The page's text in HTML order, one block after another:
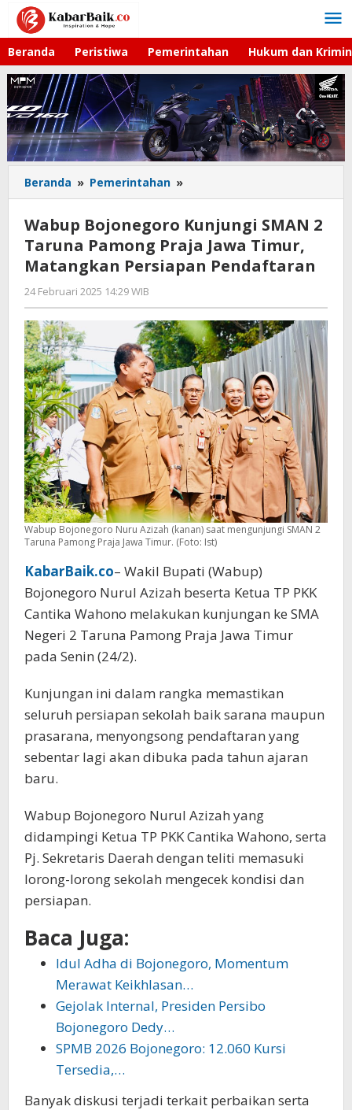
Lewati
konten
Beranda Peristiwa Pemerintahan Hukum dan
Beranda » Pemerintahan »
Bojonegoro
Kunjungi
SMAN
2
Taruna
Timur,
Matangkan
Persiapan
Pendaftaran
Wabup Bojonegoro Kunjungi SMAN 2
Taruna Pamong Praja Jawa Timur,
Matangkan Persiapan Pendaftaran
24 Februari 2025 14:29 WIB
Andika
DP
Wabup Bojonegoro Nuru Azizah (kanan) saat mengunjungi SMAN 2
Taruna Pamong Praja Jawa Timur. (Foto: Ist)
KabarBaik.co– Wakil Bupati (Wabup)
Bojonegoro Nurul Azizah beserta Ketua TP PKK
Cantika Wahono melakukan kunjungan ke SMA
Negeri 2 Taruna Pamong Praja Jawa Timur
pada Senin (24/2).
Kunjungan ini dalam rangka memastikan
seluruh persiapan sekolah baik sarana maupun
prasarana, menyongsong pendaftaran yang
sebentar lagi akan dibuka pada tahun ajaran
baru.
Wabup Bojonegoro Nurul Azizah yang
didampingi Ketua TP PKK Cantika Wahono, serta
Pj. Sekretaris Daerah dengan teliti memasuki
lorong-lorong sekolah mengecek kondisi dan
persiapan.
Baca Juga:
Idul Adha di Bojonegoro, Momentum
Merawat Keikhlasan…
Gejolak Internal, Presiden Persibo
Bojonegoro Dedy…
SPMB 2026 Bojonegoro: 12.060 Kursi
Tersedia,…
Banyak diskusi terjadi terkait perbaikan serta